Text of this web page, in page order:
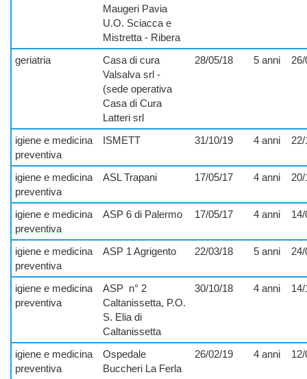
Maugeri Pavia
U.O. Sciacca e
Mistretta - Ribera
geriatria
Casa di cura
Valsalva srl -
(sede operativa
Casa di Cura
Latteri srl
28/05/18 5 anni 26/
igiene e medicina
preventiva
ISMETT 31/10/19 4 anni 22/
igiene e medicina
preventiva
ASL Trapani 17/05/17 4 anni 20/
igiene e medicina
preventiva
ASP 6 di Palermo 17/05/17 4 anni
igiene e medicina
preventiva
ASP 1 Agrigento 22/03/18 5 anni 24/
igiene e medicina
preventiva
ASP n° 2
Caltanissetta, P.O.
S. Elia di
Caltanissetta
30/10/18 4 anni
igiene e medicina
preventiva
Ospedale
Buccheri La Ferla
26/02/19 4 anni